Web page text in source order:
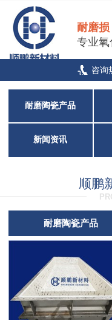
耐磨
专业
咨询
耐磨陶瓷产品
新闻资讯
顺鹏
耐磨陶瓷产品